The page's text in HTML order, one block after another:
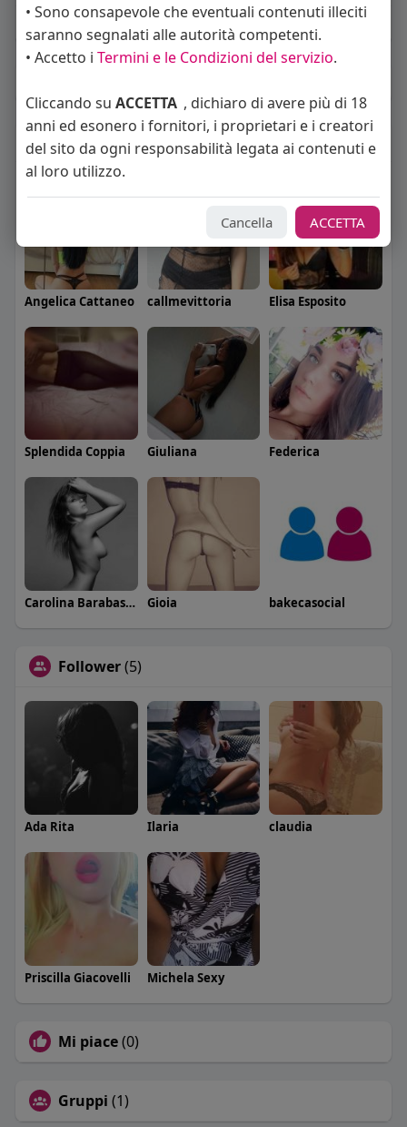
Seguiti (9)
Angelica Cattaneo callmevittoria Elisa Esposito
Splendida Coppia Giuliana Federica
Carolina Barabaschi Gioia bakecasocial
Follower(5)
Ada Rita Ilaria claudia
Priscilla Giacovelli Michela Sexy
Mi piace(0)
Gruppi (1)
• Sono consapevole che eventuali contenuti illeciti
saranno segnalati alle autorità competenti.
• Accetto i Termini e le Condizioni del servizio.
Cliccando su ACCETTA , dichiaro di avere più di 18
anni ed esonero i fornitori, i proprietari e i creatori
del sito da ogni responsabilità legata ai contenuti e
al loro utilizzo.
Cancella ACCETTA